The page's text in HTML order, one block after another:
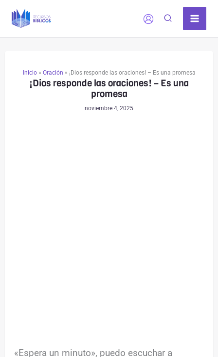
Inicio» Oración » ¡Dios responde las oraciones! – Es una promesa
¡Dios responde las oraciones! – Es una
promesa
noviembre 4, 2025
«Espera un minuto», puedo escuchar a